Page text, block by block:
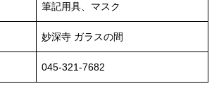
筆記用具、マスク
妙深寺 ガラスの間
045-321-7682